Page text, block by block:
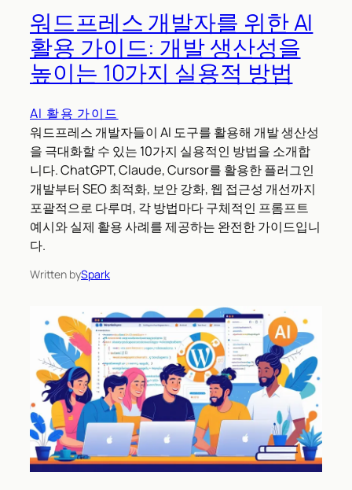
워드프레스 개발자를 위한 AI
활용 가이드: 개발 생산성을
높이는 10가지 실용적 방법
AI 활용 가이드
워드프레스 개발자들이 AI 도구를 활용해 개발 생산성
을 극대화할 수 있는 10가지 실용적인 방법을 소개합
니다. ChatGPT, Claude, Cursor를 활용한 플러그인
개발부터 SEO 최적화, 보안 강화, 웹 접근성 개선까지
포괄적으로 다루며, 각 방법마다 구체적인 프롬프트
예시와 실제 활용 사례를 제공하는 완전한 가이드입니
다.
Written bySpark